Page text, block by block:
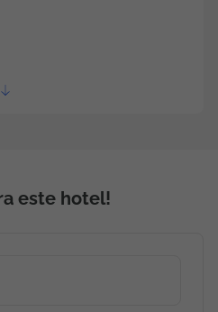
este hotel!